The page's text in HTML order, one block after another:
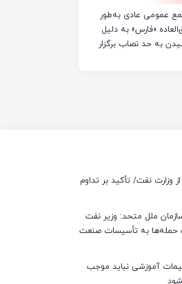
عمومی عادی به‌طور
«فارس» به دلیل
به حد نصاب برگزار
وزارت نفت/ تأکید بر تداوم
ملل متحد: وزیر نفت
حمله‌ها به تأسیسات صنعت
آموزشی نباید موجب